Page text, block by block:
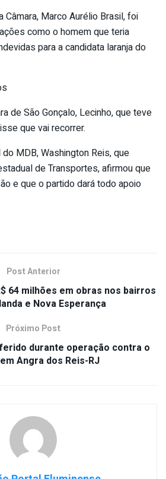
Câmara, Marco Aurélio Brasil, foi
como o homem que teria
para a candidata laranja do
de São Gonçalo, Lecinho, que teve
que vai recorrer.
MDB, Washington Reis, que
de Transportes, afirmou que
e que o partido dará todo apoio
Post Anterior
64 milhões em obras nos bairros
e Nova Esperança
Próximo Post
durante operação contra o
Angra dos Reis-RJ